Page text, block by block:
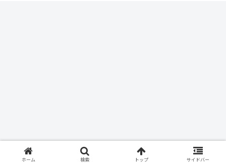
ホーム 検索 トップ サイドバー